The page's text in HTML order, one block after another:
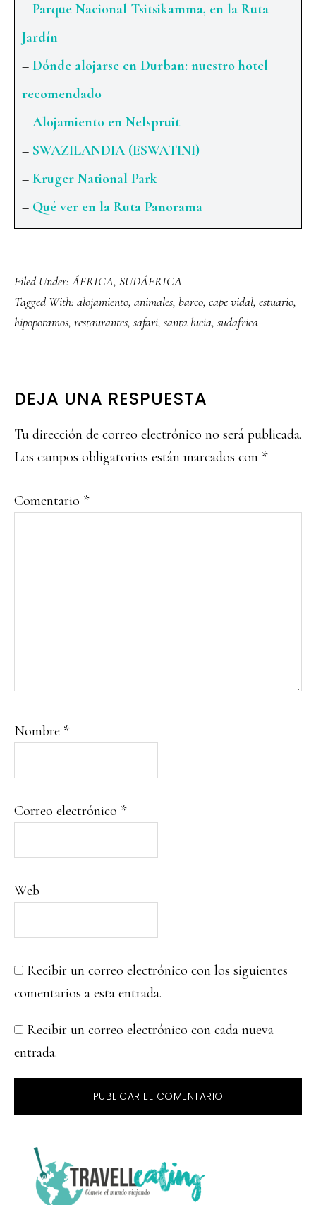
– Parque Nacional Tsitsikamma, en la Ruta
Jardín
– Dónde alojarse en Durban: nuestro hotel
recomendado
– Alojamiento en Nelspruit
– SWAZILANDIA (ESWATINI)
– Kruger National Park
– Qué ver en la Ruta Panorama
Filed Under:ÁFRICA, SUDÁFRICA
Tagged With: alojamiento, animales, barco, cape vidal, estuario,
hipopotamos, restaurantes, safari, santa lucia, sudafrica
READER
INTERACTIONS
DEJA UNA RESPUESTA
Tu dirección de correo electrónico no será publicada.
Los campos obligatorios están marcados con *
Comentario *
Nombre *
Correo electrónico *
Web
Recibir un correo electrónico con los siguientes
comentarios a esta entrada.
Recibir un correo electrónico con cada nueva
entrada.
PRIMARY
SIDEBAR